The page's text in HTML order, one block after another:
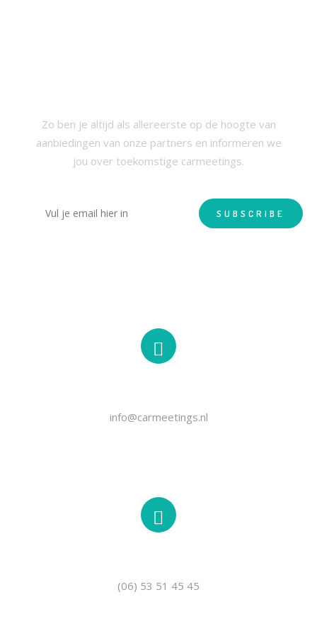
Zo ben je altijd als allereerste op de hoogte van
aanbiedingen van onze partners en informeren we
jou over toekomstige carmeetings.
info@carmeetings.nl
(06) 53 51 45 45